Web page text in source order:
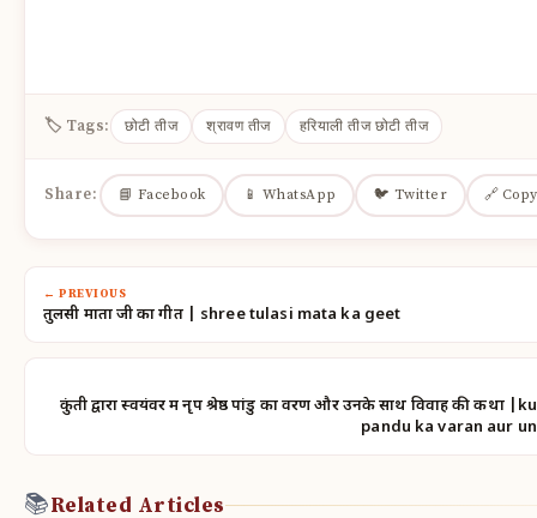
🏷 Tags: छोटी तीज श्रावण तीज हरियाली तीज छोटी तीज
Share: 📘 Facebook 📱 WhatsApp 🐦 Twitter 🔗
← PREVIOUS
तुलसी माता जी का गीत | shree tulasi mata ka geet
कुंती द्वारा स्वयंवर में नृप श्रेष्ठ पांडु का वरण और उनके साथ विवाह की
pandu ka varan aur
📚Related Articles